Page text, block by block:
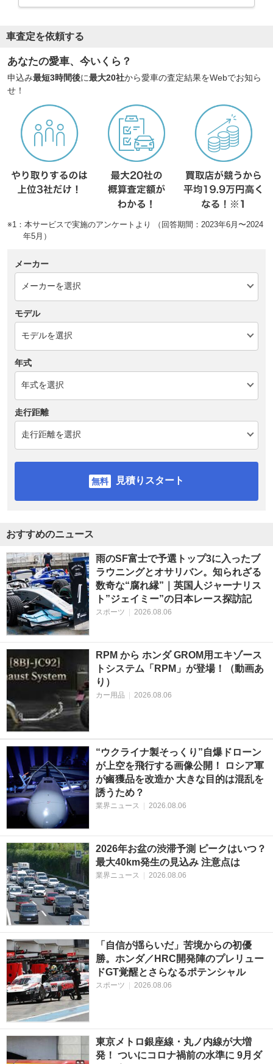
車査定を依頼する
あなたの愛車、今いくら？
申込み最短3時間後に最大20社から愛車の査定結果をWebでお知ら
せ！
※1：本サービスで実施のアンケートより （回答期間：2023年6月〜2024
年5月）
メーカー
モデル
年式
走行距離
見積りスタート
おすすめのニュース
雨のSF富士で予選トップ3に入ったブ
ラウニングとオサリバン。知られざる
数奇な“腐れ縁”｜英国人ジャーナリス
ト”ジェイミー”の日本レース探訪記
スポーツ | 2026.08.06
RPM から ホンダ GROM用エキゾース
トシステム「RPM」が登場！（動画あ
り）
カー用品 | 2026.08.06
“ウクライナ製そっくり”自爆ドローン
が上空を飛行する画像公開！ ロシア軍
が鹵獲品を改造か 大きな目的は混乱を
誘うため？
業界ニュース | 2026.08.06
2026年お盆の渋滞予測 ピークはいつ？
最大40km発生の見込み 注意点は
業界ニュース | 2026.08.06
「自信が揺らいだ」苦境からの初優
勝。ホンダ／HRC開発陣のプレリュー
ドGT覚醒とさらなるポテンシャル
スポーツ | 2026.08.06
東京メトロ銀座線・丸ノ内線が大増
発！ ついにコロナ禍前の水準に 9月ダ